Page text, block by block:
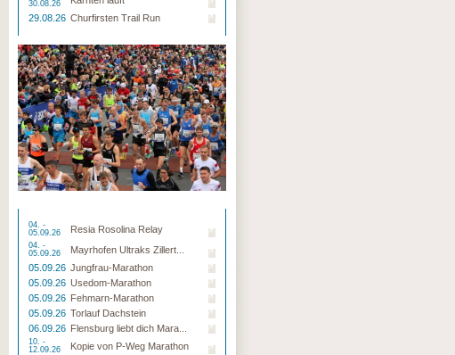
30.08.26
29.08.26 Churfirsten Trail Run
04. -
05.09.26
Resia Rosolina Relay
04. -
05.09.26
Mayrhofen Ultraks Zillert...
05.09.26 Jungfrau-Marathon
05.09.26 Usedom-Marathon
05.09.26 Fehmarn-Marathon
05.09.26 Torlauf Dachstein
06.09.26 Flensburg liebt dich Mara...
10. -
12.09.26
Kopie von P-Weg Marathon